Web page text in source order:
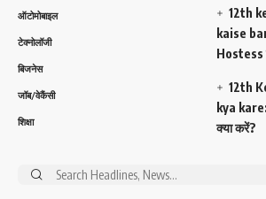
ऑटोमोबाइल
टेक्नोलॉजी
बिजनेस
जॉब/वेकैंसी
शिक्षा
12th
kaise
12th
kya
क्या करें?
Search